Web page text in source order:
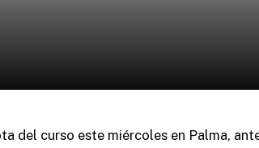
del curso este miércoles en Palma,